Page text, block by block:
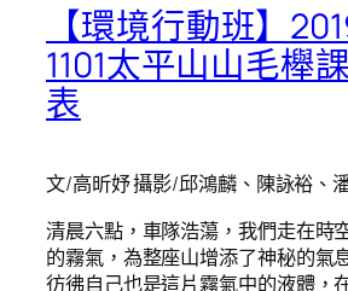
【環境行動班】
1101太平山山毛櫸
表
文/高昕妤 攝影/邱鴻麟、陳詠裕、
清晨六點，車隊浩蕩，我們走在時
的霧氣，為整座山增添了神秘的氣
彷彿自己也是這片霧氣中的液體，